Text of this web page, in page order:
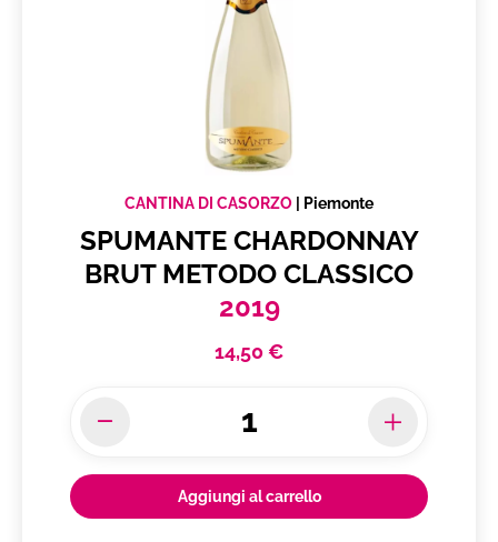
CANTINA DI CASORZO | Piemonte
SPUMANTE CHARDONNAY
BRUT METODO CLASSICO
2019
14,50 €
Aggiungi al carrello